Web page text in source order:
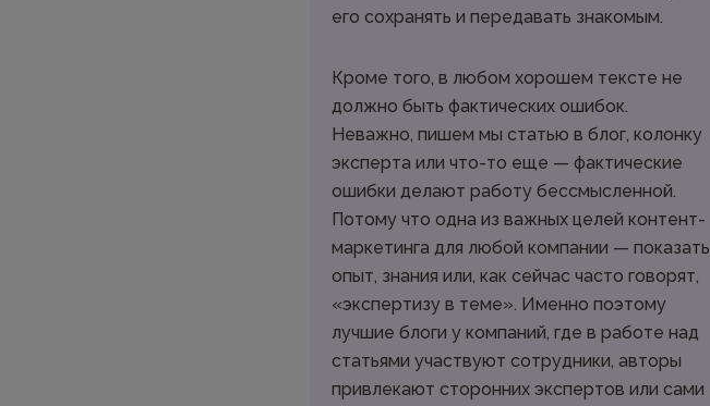
его сохранять и передавать знакомым.
Кроме того, в любом хорошем тексте не
должно быть фактических ошибок.
Неважно, пишем мы статью в блог, колонку
эксперта или что-то еще — фактические
ошибки делают работу бессмысленной.
Потому что одна из важных целей контент-
маркетинга для любой компании — показать
опыт, знания или, как сейчас часто говорят,
«экспертизу в теме». Именно поэтому
лучшие блоги у компаний, где в работе над
статьями участвуют сотрудники, авторы
привлекают сторонних экспертов или сами